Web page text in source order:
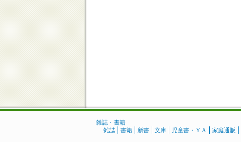
雑誌・書籍
雑誌
書籍 新書 文庫 児童書・ＹＡ 家庭通販